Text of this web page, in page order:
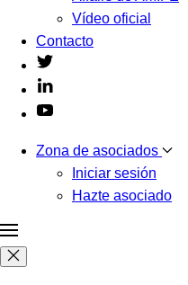
Vídeo oficial
Contacto
Zona de asociados
Iniciar sesión
Hazte asociado